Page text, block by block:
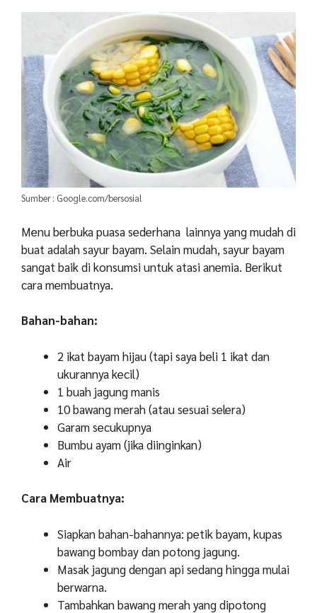
Sumber : Google.com/bersosial
Menu berbuka puasa sederhana lainnya yang mudah di
buat adalah sayur bayam. Selain mudah, sayur bayam
sangat baik di konsumsi untuk atasi anemia. Berikut
cara membuatnya.
Bahan-bahan:
2 ikat bayam hijau (tapi saya beli 1 ikat dan
ukurannya kecil)
1 buah jagung manis
10 bawang merah (atau sesuai selera)
Garam secukupnya
Bumbu ayam (jika diinginkan)
Air
Cara Membuatnya:
Siapkan bahan-bahannya: petik bayam, kupas
bawang bombay dan potong jagung.
Masak jagung dengan api sedang hingga mulai
berwarna.
Tambahkan bawang merah yang dipotong